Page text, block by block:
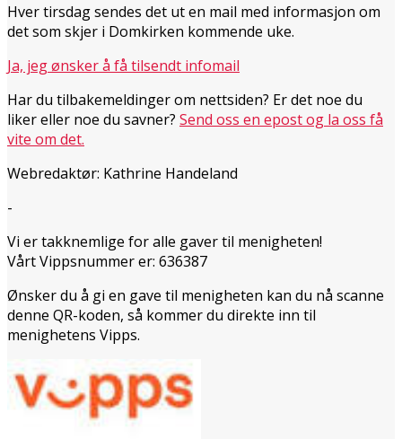
Hver tirsdag sendes det ut en mail med informasjon om
det som skjer i Domkirken kommende uke.
Ja, jeg ønsker å få tilsendt infomail
Har du tilbakemeldinger om nettsiden? Er det noe du
liker eller noe du savner? Send oss en epost og la oss få
vite om det.
Webredaktør: Kathrine Handeland
-
Vi er takknemlige for alle gaver til menigheten!
Vårt Vippsnummer er: 636387
Ønsker du å gi en gave til menigheten kan du nå scanne
denne QR-koden, så kommer du direkte inn til
menighetens Vipps.